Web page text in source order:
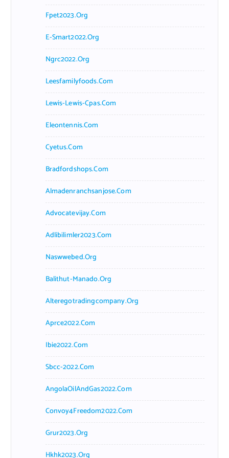
Fpet2023.org
E-Smart2022.org
Ngrc2022.org
Leesfamilyfoods.com
Lewis-Lewis-Cpas.com
Eleontennis.com
Cyetus.com
Bradfordshops.com
Almadenranchsanjose.com
Advocatevijay.com
Adlibilimler2023.com
Naswwebed.org
Balithut-Manado.org
Alteregotradingcompany.org
Aprce2022.com
Ibie2022.com
Sbcc-2022.com
AngolaOilAndGas2022.com
Convoy4Freedom2022.com
Grur2023.org
Hkhk2023.org